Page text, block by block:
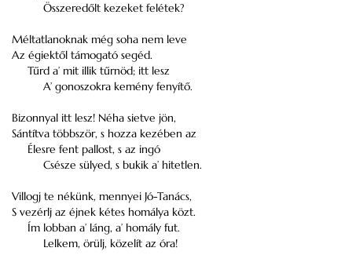
Összeredőlt kezeket felétek?
Méltatlanoknak még soha nem leve
Az égiektől támogató segéd.
Tűrd a’ mit illik tűrnöd; itt lesz
A’ gonoszokra kemény fenyítő.
Bizonnyal itt lesz! Néha sietve jön,
Sántítva többször, s hozza kezében az
Élesre fent pallost, s az ingó
Csésze sülyed, s bukik a’ hitetlen.
Villogj te nékünk, mennyei Jó-Tanács,
S vezérlj az éjnek kétes homálya közt.
Ím lobban a’ láng, a’ homály fut.
Lelkem, örülj, közelít az óra!